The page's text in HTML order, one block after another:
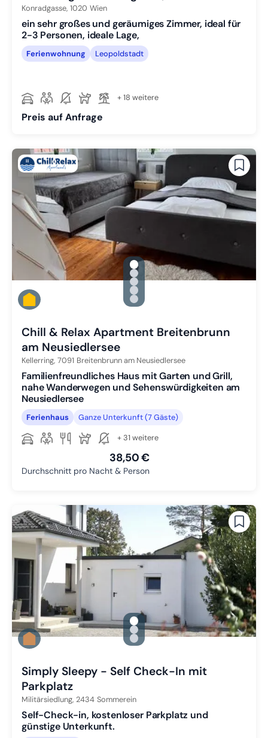
Konradgasse, 1020 Wien
ein sehr großes und geräumiges Zimmer, ideal für
2-3 Personen, ideale Lage,
Ferienwohnung Leopoldstadt
+ 18 weitere
Preis auf Anfrage
gallery.slide_selector
Zu Slide 1 wechseln
Zu Slide 2 wechseln
Zu Slide 3 wechseln
Zu Slide 4 wechseln
Zu Slide 5 wechseln
Chill & Relax Apartment Breitenbrunn
am Neusiedlersee
Kellerring, 7091 Breitenbrunn am Neusiedlersee
Familienfreundliches Haus mit Garten und Grill,
nahe Wanderwegen und Sehenswürdigkeiten am
Neusiedlersee
Ferienhaus Ganze Unterkunft (7 Gäste)
+ 31 weitere
38,50 €
Durchschnitt pro Nacht & Person
gallery.slide_selector
Zu Slide 1 wechseln
Zu Slide 2 wechseln
Zu Slide 3 wechseln
Simply Sleepy - Self Check-In mit
Parkplatz
Militärsiedlung, 2434 Sommerein
Self-Check-in, kostenloser Parkplatz und
günstige Unterkunft.